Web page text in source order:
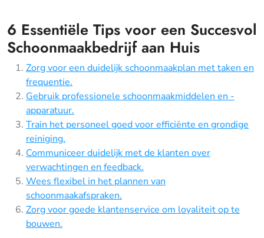
6 Essentiële Tips voor een Succesvol
Schoonmaakbedrijf aan Huis
Zorg voor een duidelijk schoonmaakplan met taken en
frequentie.
Gebruik professionele schoonmaakmiddelen en -
apparatuur.
Train het personeel goed voor efficiënte en grondige
reiniging.
Communiceer duidelijk met de klanten over
verwachtingen en feedback.
Wees flexibel in het plannen van
schoonmaakafspraken.
Zorg voor goede klantenservice om loyaliteit op te
bouwen.